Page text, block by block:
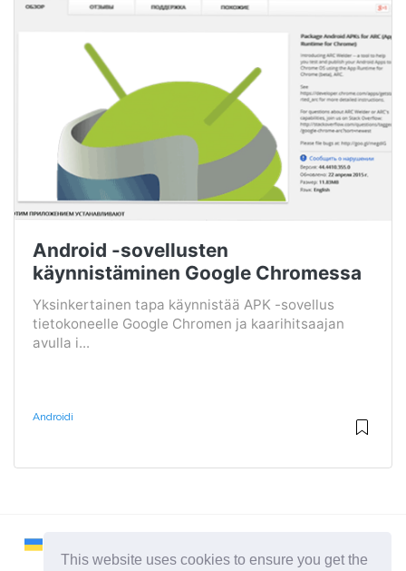
This website uses cookies to ensure you get the
Android -sovellusten
käynnistäminen Google Chromessa
Yksinkertainen tapa käynnistää APK -sovellus
tietokoneelle Google Chromen ja kaarihitsaajan
avulla i...
Androidi